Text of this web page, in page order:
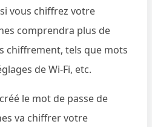
vous chiffrez votre
comprendra plus de
chiffrement, tels que mots
de Wi-Fi, etc.
le mot de passe de
va chiffrer votre